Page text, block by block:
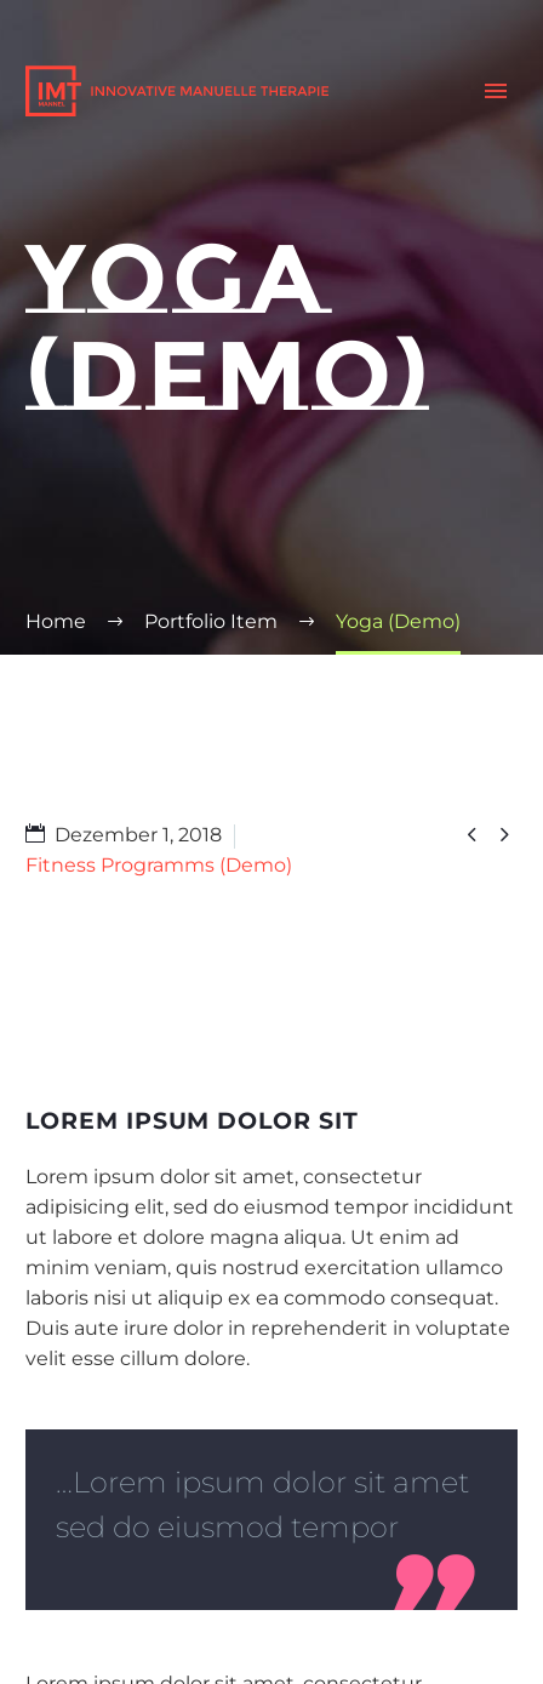
YOGA
(DEMO)
Home Portfolio Item Yoga (Demo)
 
Dezember 1, 2018
Fitness Programms (Demo)
LOREM IPSUM DOLOR SIT
Lorem ipsum dolor sit amet, consectetur
adipisicing elit, sed do eiusmod tempor incididunt
ut labore et dolore magna aliqua. Ut enim ad
minim veniam, quis nostrud exercitation ullamco
laboris nisi ut aliquip ex ea commodo consequat.
Duis aute irure dolor in reprehenderit in voluptate
velit esse cillum dolore.
…Lorem ipsum dolor sit amet
sed do eiusmod tempor
